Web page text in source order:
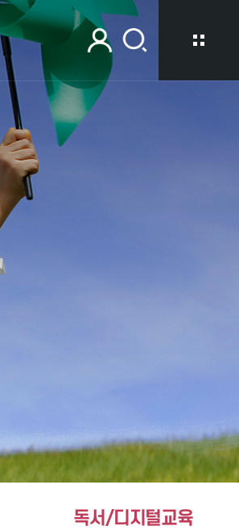
독서/디지털교육